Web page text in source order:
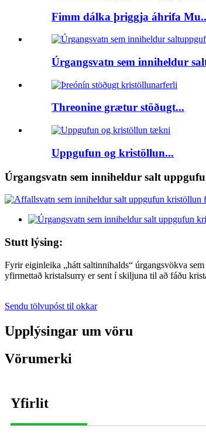
Fimm dálka þriggja áhrifa
Úrgangsvatn sem inniheldur
Threonine grætur stöðugt...
Uppgufun og kristöllun...
Úrgangsvatn sem inniheldur salt
Stutt lýsing:
Fyrir eiginleika „hátt saltinnihalds“ úrgangsvökva
yfirmettað kristalsurry er sent í skiljuna til að fáðu
Sendu tölvupóst til okkar
Upplýsingar um vöru
Vörumerki
Yfirlit